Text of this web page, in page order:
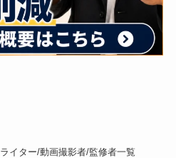
ライター/動画撮影者/監修者一覧